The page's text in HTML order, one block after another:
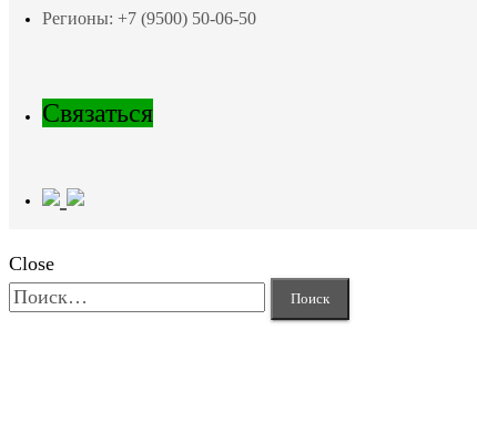
Регионы: +7 (9500) 50-06-50
Связаться
Close
Найти: